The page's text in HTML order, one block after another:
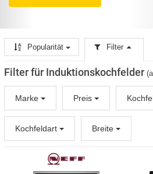
Popularität Filter
Filter für Induktionskochfelder
Marke Preis
Kochfeldart Breite